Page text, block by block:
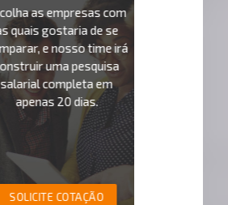
as empresas com
quais gostaria de se
e nosso time irá
uma pesquisa
salarial completa em
apenas 20 dias.
SOLICITE COTAÇÃO